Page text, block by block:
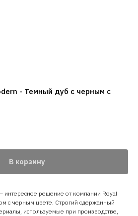
- Темный дуб с черным с
В корзину
интересное решение от компании Royal
с черным цвете. Строгий сдержанный
используемые при производстве,